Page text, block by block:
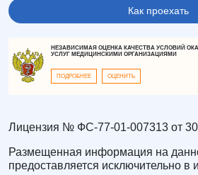
Как проехать
НЕЗАВИСИМАЯ ОЦЕНКА КАЧЕСТВА УСЛОВИЙ
УСЛУГ МЕДИЦИНСКИМИ ОРГАНИЗАЦИЯМИ
ПОДРОБНЕЕ ОЦЕНИТЬ
Лицензия № ФС-77-01-007313 от
Размещенная информация на
предоставляется исключительно